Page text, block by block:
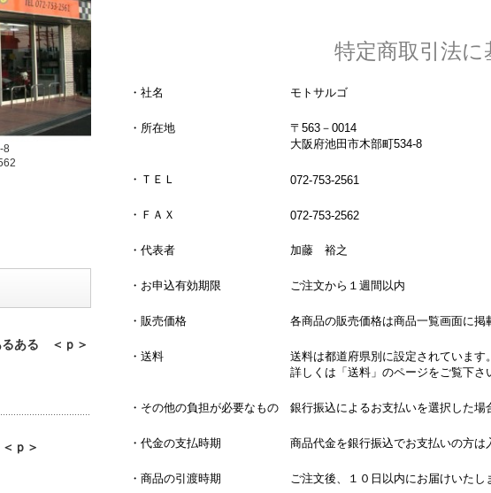
特定商取引法に
・社名 モトサルゴ
・所在地
〒563－0014
大阪府池田市木部町534-8
・ＴＥＬ 072-753-2561
・ＦＡＸ 072-753-2562
・代表者 加藤 裕之
・お申込有効期限 ご注文から１週間以内
・販売価格 各商品の販売価格は商品一覧画面に掲
・送料
送料は都道府県別に設定されています。
詳しくは「送料」のページをご覧下さ
・その他の負担が必要なもの 銀行振込によるお支払いを選択した場
・代金の支払時期 商品代金を銀行振込でお支払いの方は
・商品の引渡時期 ご注文後、１０日以内にお届けいたし
8
るある ＜ｐ＞
ｐ＞